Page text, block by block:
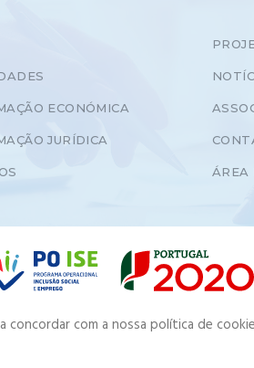
ECONÓMICA
JURÍDICA
ÁREA
com a nossa política de